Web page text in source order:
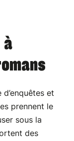
et
prennent le
sous la
des